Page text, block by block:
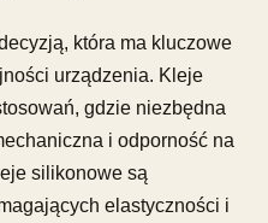
która ma kluczowe
urządzenia. Kleje
gdzie niezbędna
i odporność na
silikonowe są
elastyczności i